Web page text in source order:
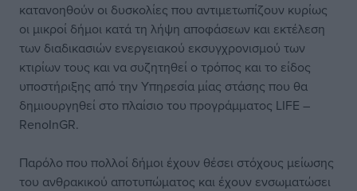
κατανοηθούν οι δυσκολίες που αντιμετωπίζουν κυρίως
οι μικροί δήμοι κατά τη λήψη αποφάσεων και εκτέλεση
των διαδικασιών ενεργειακού εκσυγχρονισμού των
κτιρίων τους και να συζητηθεί ο τρόπος και το είδος
υποστήριξης από την Υπηρεσία μίας στάσης που θα
δημιουργηθεί στο πλαίσιο του προγράμματος LIFE –
RenoInGR.
Παρόλο που πολλοί δήμοι έχουν θέσει στόχους μείωσης
του ανθρακικού αποτυπώματος και έχουν ενσωματώσει